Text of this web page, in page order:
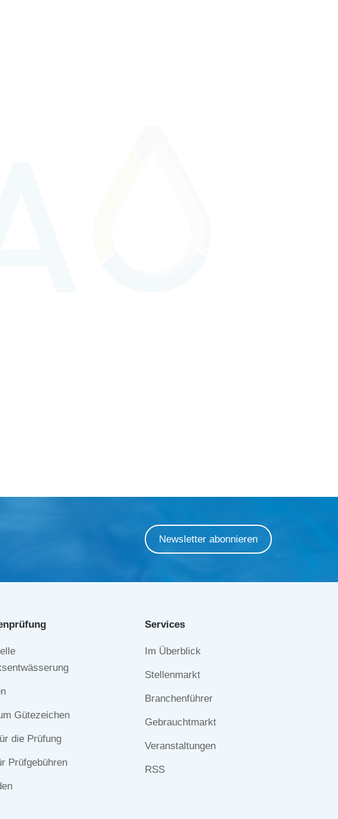
Newsletter abonnieren
Gütezeichen
die Prüfung
Prüfgebühren
Services
Navigation
Im Überblick
Stellenmarkt
Branchenführer
Gebrauchtmarkt
Veranstaltungen
RSS